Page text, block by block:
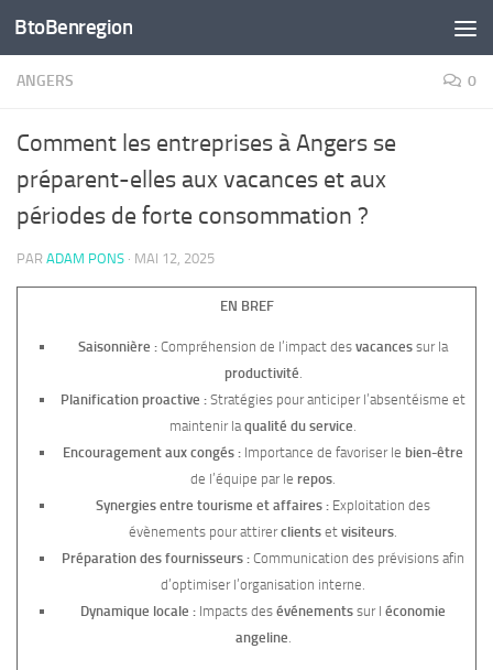
Skip to content
BtoBenregion
ANGERS 0
Comment les entreprises à Angers se
préparent-elles aux vacances et aux
périodes de forte consommation ?
PAR ADAM PONS · MAI 12, 2025
EN BREF
Saisonnière : Compréhension de l’impact des vacances sur la
productivité.
Planification proactive : Stratégies pour anticiper l’absentéisme et
maintenir laqualité du service.
Encouragement aux congés : Importance de favoriser le bien-être
de l’équipe par le repos.
Synergies entre tourisme et affaires : Exploitation des
évènements pour attirerclients et visiteurs.
Préparation des fournisseurs : Communication des prévisions afin
d’optimiser l’organisation interne.
Dynamique locale : Impacts des événements sur l économie
angeline.